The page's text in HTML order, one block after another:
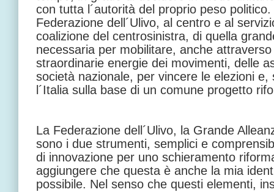
con tutta l´autorità del proprio peso
Federazione dell´Ulivo, al centro e al
coalizione del centrosinistra, di quella
necessaria per mobilitare, anche
straordinarie energie dei movimenti, delle
società nazionale, per vincere le elezioni
l´Italia sulla base di un comune progetto
La Federazione dell´Ulivo, la Grande
sono i due strumenti, semplici e
di innovazione per uno schieramento
aggiungere che questa è anche la mia
possibile. Nel senso che questi elementi,